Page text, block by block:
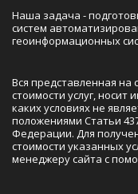
Наша задача -
систем
геоинформационных
Вся представленная
стоимости услуг,
каких условиях не
положениями Статьи
Федерации. Для
стоимости указанных
менеджеру сайта с